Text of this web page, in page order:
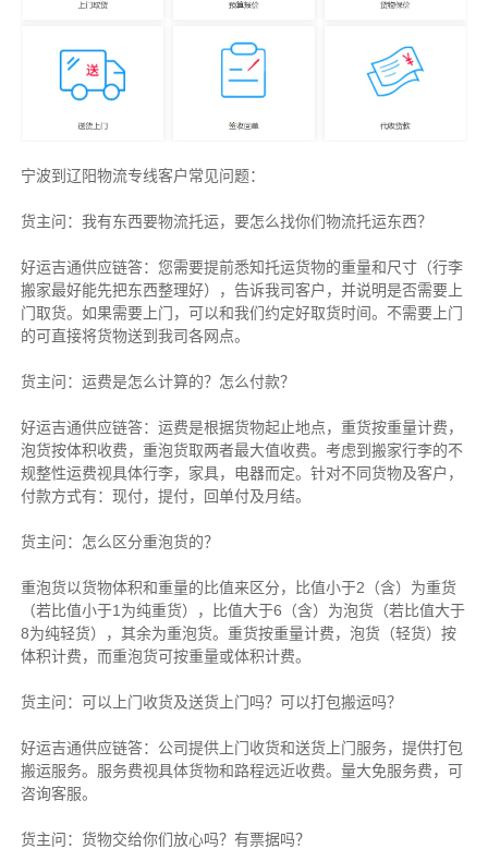
宁波到辽阳物流专线客户常见问题：
货主问：我有东西要物流托运，要怎么找你们物流托运东西？
好运吉通供应链答：您需要提前悉知托运货物的重量和尺寸（行李
搬家最好能先把东西整理好），告诉我司客户，并说明是否需要上
门取货。如果需要上门，可以和我们约定好取货时间。不需要上门
的可直接将货物送到我司各网点。
货主问：运费是怎么计算的？怎么付款？
好运吉通供应链答：运费是根据货物起止地点，重货按重量计费，
泡货按体积收费，重泡货取两者最大值收费。考虑到搬家行李的不
规整性运费视具体行李，家具，电器而定。针对不同货物及客户，
付款方式有：现付，提付，回单付及月结。
货主问：怎么区分重泡货的？
重泡货以货物体积和重量的比值来区分，比值小于2（含）为重货
（若比值小于1为纯重货），比值大于6（含）为泡货（若比值大于
8为纯轻货），其余为重泡货。重货按重量计费，泡货（轻货）按
体积计费，而重泡货可按重量或体积计费。
货主问：可以上门收货及送货上门吗？可以打包搬运吗？
好运吉通供应链答：公司提供上门收货和送货上门服务，提供打包
搬运服务。服务费视具体货物和路程远近收费。量大免服务费，可
咨询客服。
货主问：货物交给你们放心吗？有票据吗？